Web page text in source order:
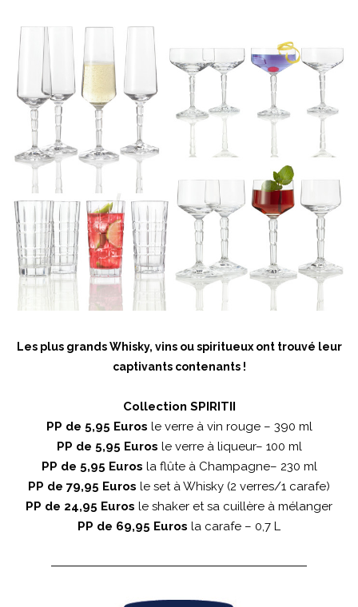
Les plus grands Whisky, vins ou spiritueux ont trouvé leur
captivants contenants !
Collection SPIRITII
PP de 5,95 Euros le verre à vin rouge – 390 ml
PP de 5,95 Euros le verre à liqueur– 100 ml
PP de 5,95 Euros la flûte à Champagne– 230 ml
PP de 79,95 Euros le set à Whisky (2 verres/1 carafe)
PP de 24,95 Euros le shaker et sa cuillère à mélanger
PP de 69,95 Euros la carafe – 0,7 L